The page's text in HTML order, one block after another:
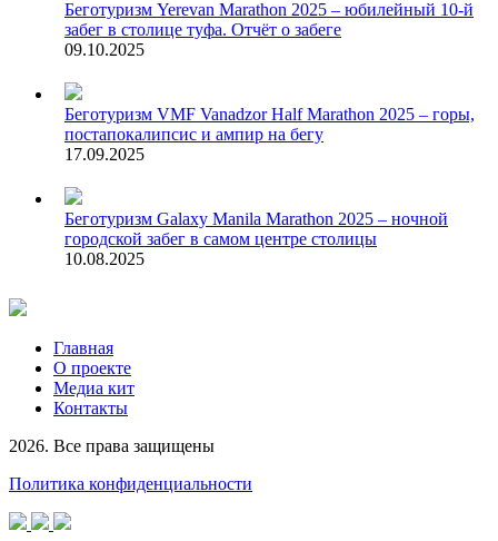
Беготуризм Yerevan Marathon 2025 – юбилейный 10-й
забег в столице туфа. Отчёт о забеге
09.10.2025
Беготуризм VMF Vanadzor Half Marathon 2025 – горы,
постапокалипсис и ампир на бегу
17.09.2025
Беготуризм Galaxy Manila Marathon 2025 – ночной
городской забег в самом центре столицы
10.08.2025
Главная
О проекте
Медиа кит
Контакты
2026. Все права защищены
Политика конфиденциальности